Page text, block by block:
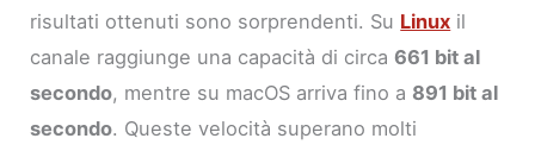
risultati ottenuti sono sorprendenti. Su Linux il
canale raggiunge una capacità di circa661 bit al
secondo, mentre su macOS arriva fino a 891 bit al
secondo. Queste velocità superano molti